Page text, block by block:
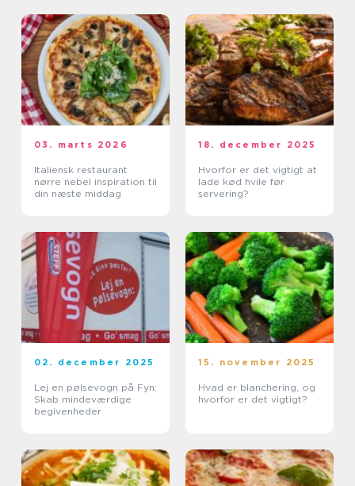
03. marts 2026
Italiensk restaurant
nørre nebel inspiration til
din næste middag
18. december 2025
Hvorfor er det vigtigt at
lade kød hvile før
servering?
02. december 2025
Lej en pølsevogn på Fyn:
Skab mindeværdige
begivenheder
15. november 2025
Hvad er blanchering, og
hvorfor er det vigtigt?